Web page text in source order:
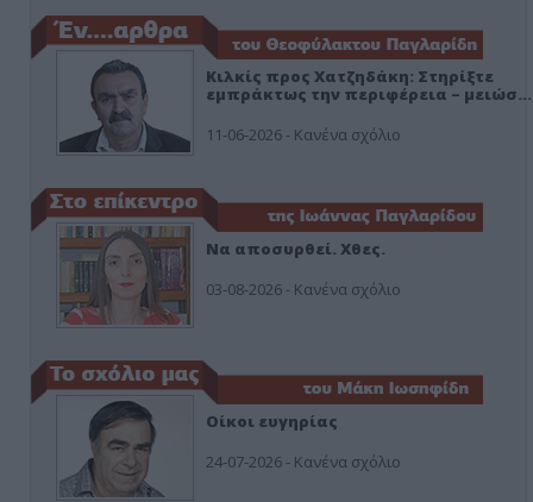
Κιλκίς προς Χατζηδάκη: Στηρίξτε
εμπράκτως την περιφέρεια – μειώσ…
11-06-2026 - Κανένα σχόλιο
Να αποσυρθεί. Χθες.
03-08-2026 - Κανένα σχόλιο
Οίκοι ευγηρίας
24-07-2026 - Κανένα σχόλιο